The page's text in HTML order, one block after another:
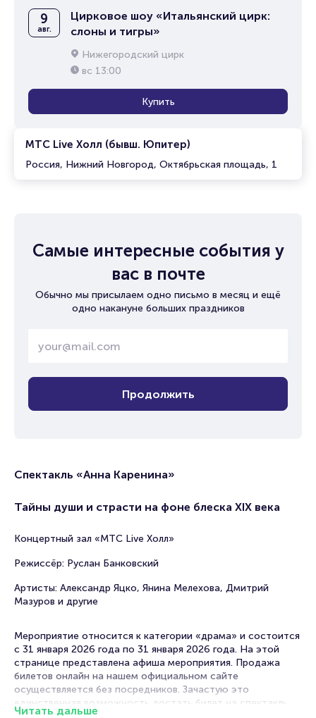
МТС Live Холл (бывш. Юпитер)
Россия, Нижний Новгород, Октябрьская площадь, 1
9
авг.
Цирковое шоу «Итальянский цирк:
слоны и тигры»
Нижегородский цирк
вс 13:00
Купить
Самые интересные события у
вас в почте
Обычно мы присылаем одно письмо в месяц и ещё
одно накануне больших праздников
Продолжить
Спектакль «Анна Каренина»
Тайны души и страсти на фоне блеска XIX века
Концертный зал «МТС Live Холл»
Режиссёр: Руслан Банковский
Артисты: Александр Яцко, Янина Мелехова, Дмитрий
Мазуров и другие
Мероприятие относится к категории «драма» и состоится
с 31 января 2026 года по 31 января 2026 года. На этой
странице представлена афиша мероприятия. Продажа
билетов онлайн на нашем официальном сайте
осуществляется без посредников. Зачастую это
единственная возможность достать билет на спектакль.
Читать дальше